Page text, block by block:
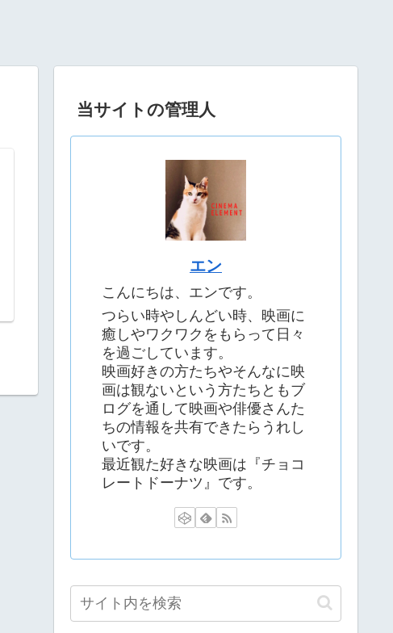
当サイトの管理人
エン
こんにちは、エンです。
つらい時やしんどい時、映画に
癒しやワクワクをもらって日々
を過ごしています。
映画好きの方たちやそんなに映
画は観ないという方たちともブ
ログを通して映画や俳優さんた
ちの情報を共有できたらうれし
いです。
最近観た好きな映画は『チョコ
レートドーナツ』です。